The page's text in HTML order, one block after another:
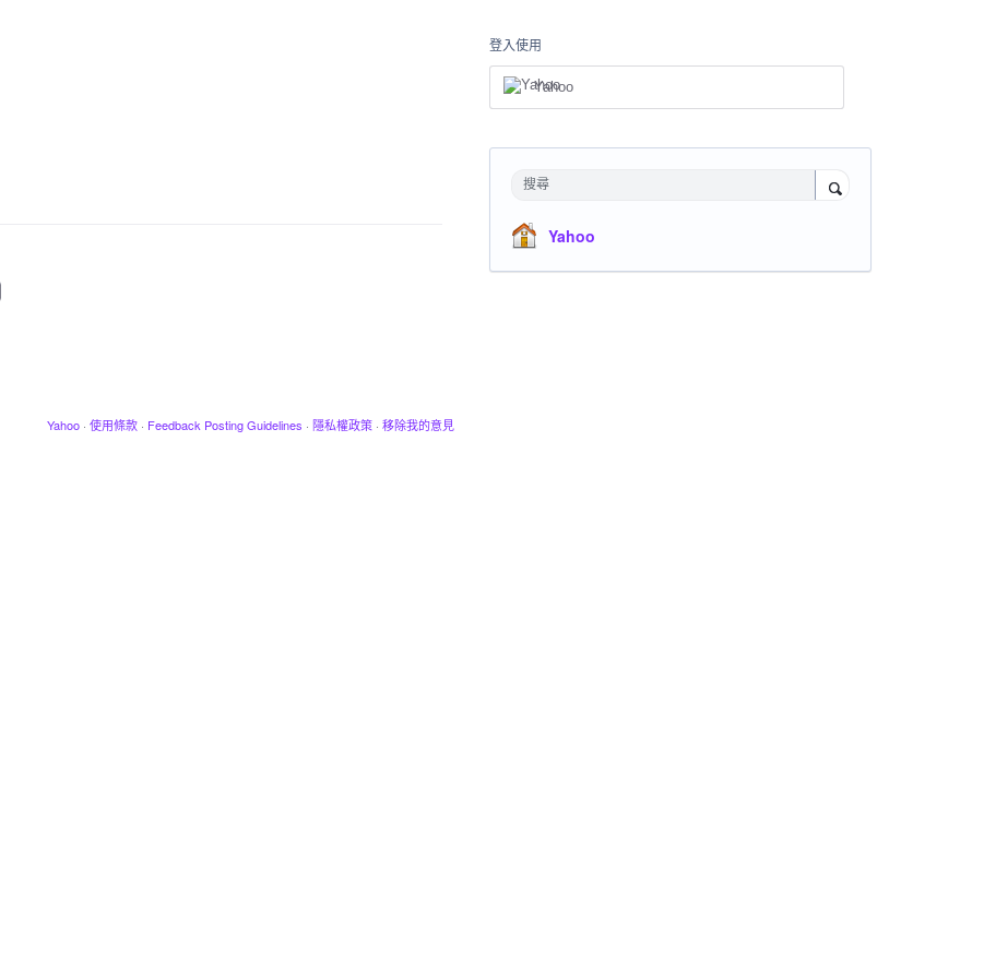
登入使用
Yahoo
搜尋
Yahoo
Yahoo · 使用條款 · Feedback Posting Guidelines · 隱私權政策 · 移除我的意見